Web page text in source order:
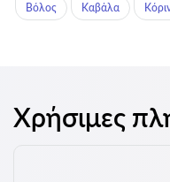
Βόλος Καβάλα
Χρήσιμες